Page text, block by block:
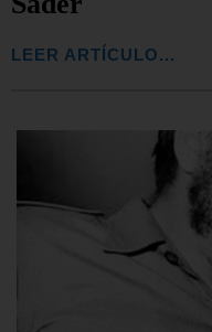
LEER ARTÍCULO...